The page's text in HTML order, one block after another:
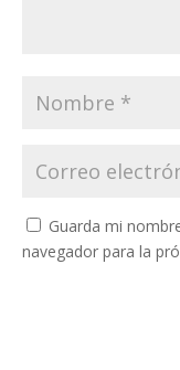
Guarda mi
navegador para la